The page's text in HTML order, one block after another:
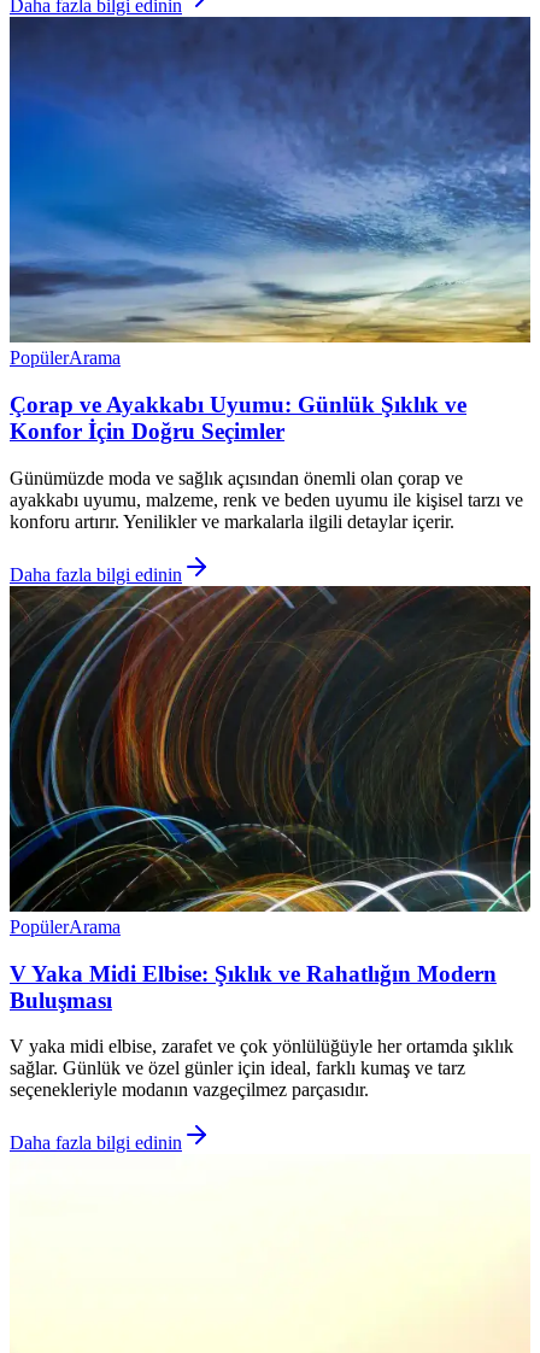
Daha fazla bilgi edinin
PopülerArama
Çorap ve Ayakkabı Uyumu: Günlük Şıklık ve
Konfor İçin Doğru Seçimler
Günümüzde moda ve sağlık açısından önemli olan çorap ve
ayakkabı uyumu, malzeme, renk ve beden uyumu ile kişisel tarzı ve
konforu artırır. Yenilikler ve markalarla ilgili detaylar içerir.
Daha fazla bilgi edinin
PopülerArama
V Yaka Midi Elbise: Şıklık ve Rahatlığın Modern
Buluşması
V yaka midi elbise, zarafet ve çok yönlülüğüyle her ortamda şıklık
sağlar. Günlük ve özel günler için ideal, farklı kumaş ve tarz
seçenekleriyle modanın vazgeçilmez parçasıdır.
Daha fazla bilgi edinin